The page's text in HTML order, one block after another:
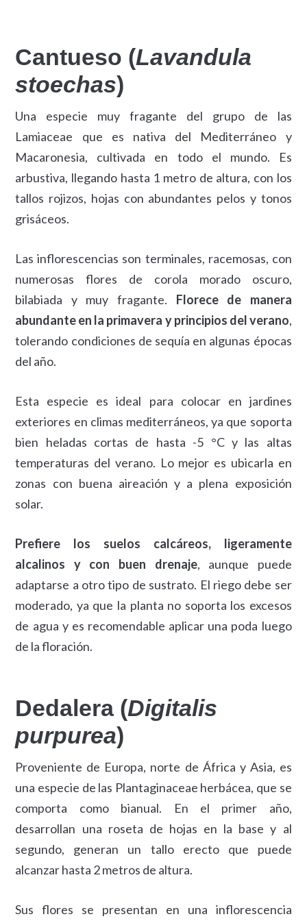
Cantueso (Lavandula
stoechas)
Una especie muy fragante del grupo de las
Lamiaceae que es nativa del Mediterráneo y
Macaronesia, cultivada en todo el mundo. Es
arbustiva, llegando hasta 1 metro de altura, con los
tallos rojizos, hojas con abundantes pelos y tonos
grisáceos.
Las inflorescencias son terminales, racemosas, con
numerosas flores de corola morado oscuro,
bilabiada y muy fragante. Florece de manera
abundante en la primavera y principios del verano,
tolerando condiciones de sequía en algunas épocas
del año.
Esta especie es ideal para colocar en jardines
exteriores en climas mediterráneos, ya que soporta
bien heladas cortas de hasta -5 °C y las altas
temperaturas del verano. Lo mejor es ubicarla en
zonas con buena aireación y a plena exposición
solar.
Prefiere los suelos calcáreos, ligeramente
alcalinos y con buen drenaje, aunque puede
adaptarse a otro tipo de sustrato. El riego debe ser
moderado, ya que la planta no soporta los excesos
de agua y es recomendable aplicar una poda luego
de la floración.
Dedalera (Digitalis
purpurea)
Proveniente de Europa, norte de África y Asia, es
una especie de las Plantaginaceae herbácea, que se
comporta como bianual. En el primer año,
desarrollan una roseta de hojas en la base y al
segundo, generan un tallo erecto que puede
alcanzar hasta 2 metros de altura.
Sus flores se presentan en una inflorescencia